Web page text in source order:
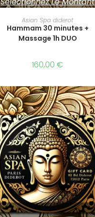
Asian Spa diderot
Hammam 30 minutes +
Massage 1h DUO
160,00€